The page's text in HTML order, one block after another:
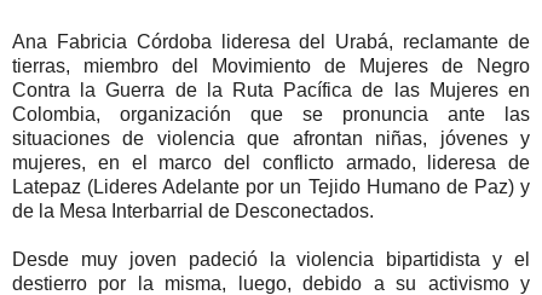
Ana Fabricia Córdoba lideresa del Urabá, reclamante de
tierras, miembro del Movimiento de Mujeres de Negro
Contra la Guerra de la Ruta Pacífica de las Mujeres en
Colombia, organización que se pronuncia ante las
situaciones de violencia que afrontan niñas, jóvenes y
mujeres, en el marco del conflicto armado, lideresa de
Latepaz (Lideres Adelante por un Tejido Humano de Paz) y
de la Mesa Interbarrial de Desconectados.
Desde muy joven padeció la violencia bipartidista y el
destierro por la misma, luego, debido a su activismo y